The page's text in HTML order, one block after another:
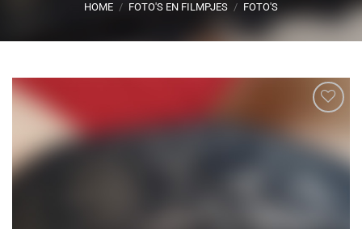
HOME / FOTO'S EN FILMPJES / FOTO'S
toevoegen